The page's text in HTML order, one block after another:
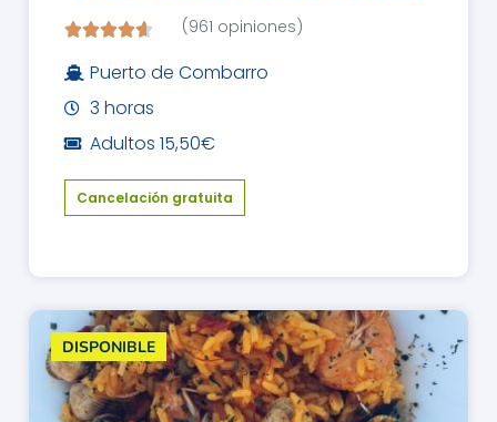
(961 opiniones)
Puerto de Combarro
3 horas
Adultos 15,50€
Cancelación gratuita
DISPONIBLE